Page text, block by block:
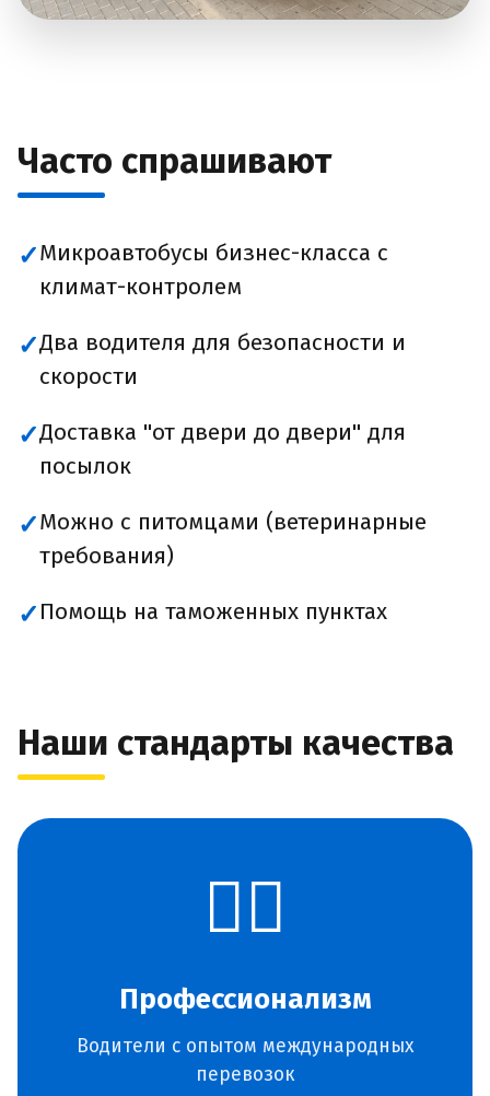
Часто спрашивают
✓Микроавтобусы бизнес-класса с
климат-контролем
✓Два водителя для безопасности и
скорости
✓Доставка "от двери до двери" для
посылок
✓Можно с питомцами (ветеринарные
требования)
✓ Помощь на таможенных пунктах
Наши стандарты качества
👨‍✈️
Профессионализм
Водители с опытом международных
перевозок